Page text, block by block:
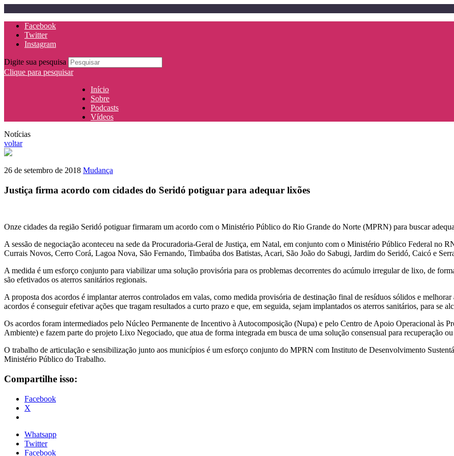
Facebook
Twitter
Instagram
Digite sua pesquisa
Clique para pesquisar
Início
Sobre
Podcasts
Vídeos
Notícias
voltar
26 de setembro de 2018 Mudança
Justiça firma acordo com cidades do Seridó potiguar para adequar lixões
Onze cidades da região Seridó potiguar firmaram um acordo com o Ministério Público do Rio Grande do Norte (MPRN) para buscar
A sessão de negociação aconteceu na sede da Procuradoria-Geral de Justiça, em Natal, em conjunto com o Ministério Público Federal no
Currais Novos, Cerro Corá, Lagoa Nova, São Fernando, Timbaúba dos Batistas, Acari, São João do Sabugi, Jardim do Seridó, Caicó e
A medida é um esforço conjunto para viabilizar uma solução provisória para os problemas decorrentes do acúmulo irregular de lixo, de
são efetivados os aterros sanitários regionais.
A proposta dos acordos é implantar aterros controlados em valas, como medida provisória de destinação final de resíduos sólidos e
acordos é conseguir efetivar ações que tragam resultados a curto prazo e que, em seguida, sejam implantados os aterros sanitários, para
Os acordos foram intermediados pelo Núcleo Permanente de Incentivo à Autocomposição (Nupa) e pelo Centro de Apoio Operacional às
Ambiente) e fazem parte do projeto Lixo Negociado, que atua de forma integrada em busca de uma solução consensual para recuperação ou
O trabalho de articulação e sensibilização junto aos municípios é um esforço conjunto do MPRN com Instituto de Desenvolvimento
Ministério Público do Trabalho.
Compartilhe isso:
Facebook
X
Whatsapp
Twitter
Facebook